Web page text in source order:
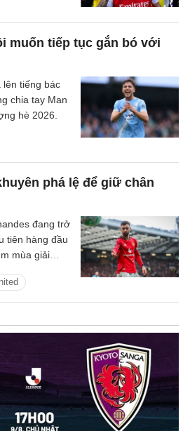
muốn tiếp tục gắn bó với
lên tiếng bác
chia tay Man
hè 2026.
phá lệ để giữ chân
đang trở
tiên hàng đầu
mùa giải